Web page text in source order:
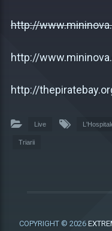
http://
http://
http://
Live
Triarii
COPYRIGHT © 2026